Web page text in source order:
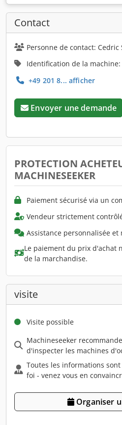
Contact
Personne de contact: Cedric
Identification de la machine:
+49 201 8... afficher
Envoyer une demande
PROTECTION
MACHINESEEKER
Paiement sécurisé via un
Vendeur strictement
Assistance personnalisée
Le paiement du prix d'achat
de la marchandise.
visite
Visite possible
Machineseeker
d'inspecter les machines
Toutes les informations
foi - venez vous en
Organiser